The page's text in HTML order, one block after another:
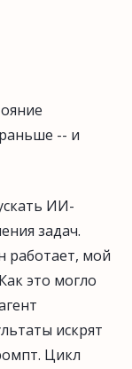
-- и
ИИ-
задач.
работает, мой
это могло
искрят
Цикл